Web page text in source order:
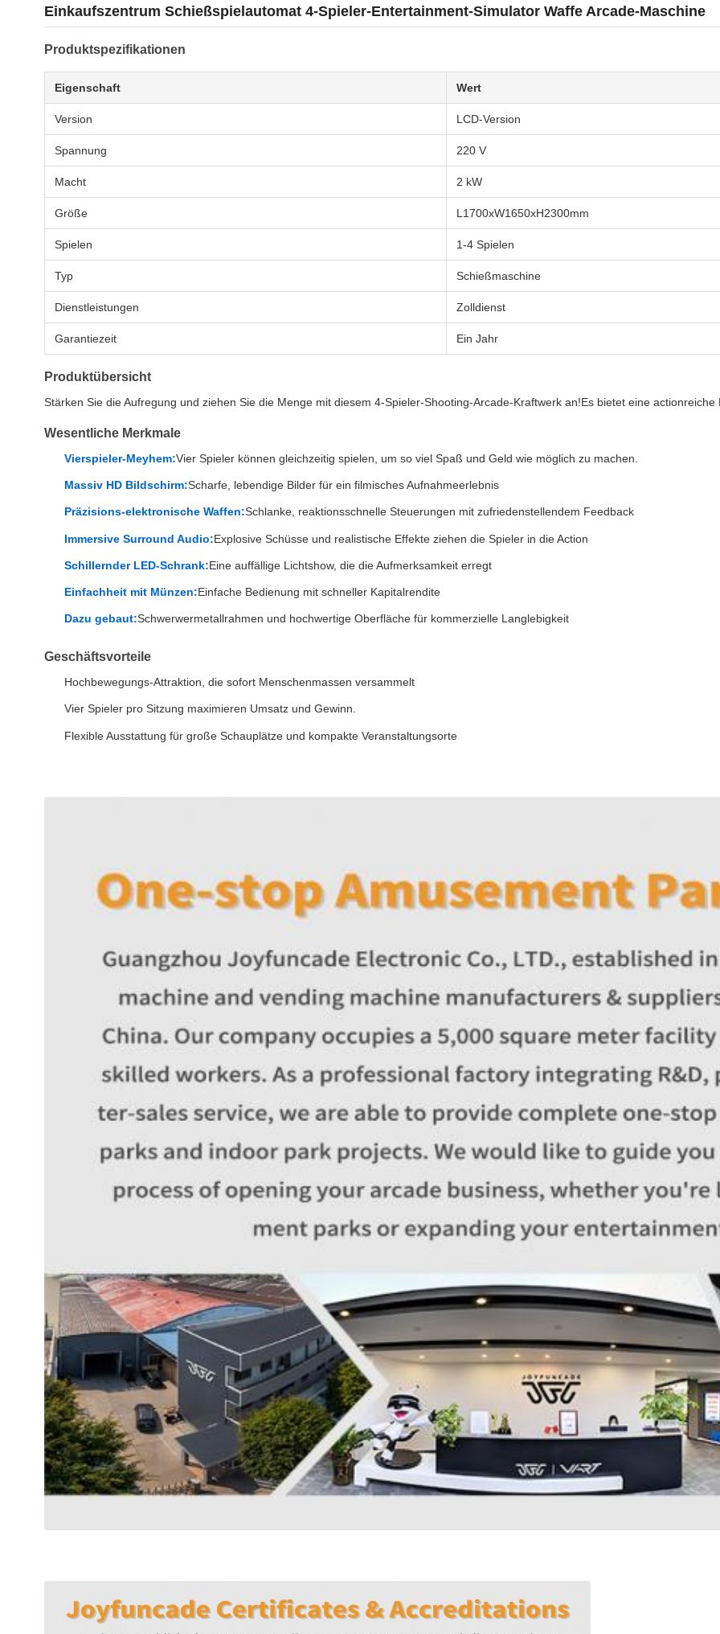
Einkaufszentrum Schießspielautomat 4-Spieler-Entertainment-Simulator Waffe Arcade-Maschine
Produktspezifikationen
Eigenschaft Wert
Version LCD-Version
Spannung 220 V
Macht 2 kW
Größe L1700xW1650xH2300mm
Spielen 1-4 Spielen
Typ Schießmaschine
Dienstleistungen Zolldienst
Garantiezeit Ein Jahr
Produktübersicht
Stärken Sie die Aufregung und ziehen Sie die Menge mit diesem 4-Spieler-Shooting-Arcade-Kraftwerk an!Es bietet eine
Wesentliche Merkmale
Vierspieler-Meyhem:Vier Spieler können gleichzeitig spielen, um so viel Spaß und Geld wie möglich zu machen.
Massiv HD Bildschirm:Scharfe, lebendige Bilder für ein filmisches Aufnahmeerlebnis
Präzisions-elektronische Waffen:Schlanke, reaktionsschnelle Steuerungen mit zufriedenstellendem Feedback
Immersive Surround Audio:Explosive Schüsse und realistische Effekte ziehen die Spieler in die Action
Schillernder LED-Schrank:Eine auffällige Lichtshow, die die Aufmerksamkeit erregt
Einfachheit mit Münzen:Einfache Bedienung mit schneller Kapitalrendite
Dazu gebaut:Schwerwermetallrahmen und hochwertige Oberfläche für kommerzielle Langlebigkeit
Geschäftsvorteile
Hochbewegungs-Attraktion, die sofort Menschenmassen versammelt
Vier Spieler pro Sitzung maximieren Umsatz und Gewinn.
Flexible Ausstattung für große Schauplätze und kompakte Veranstaltungsorte